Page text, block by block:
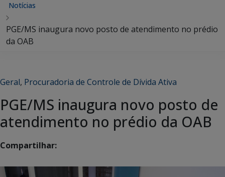
Notícias
PGE/MS inaugura novo posto de atendimento no prédio
da OAB
Geral, Procuradoria de Controle de Dívida Ativa
PGE/MS inaugura novo posto de
atendimento no prédio da OAB
Compartilhar: